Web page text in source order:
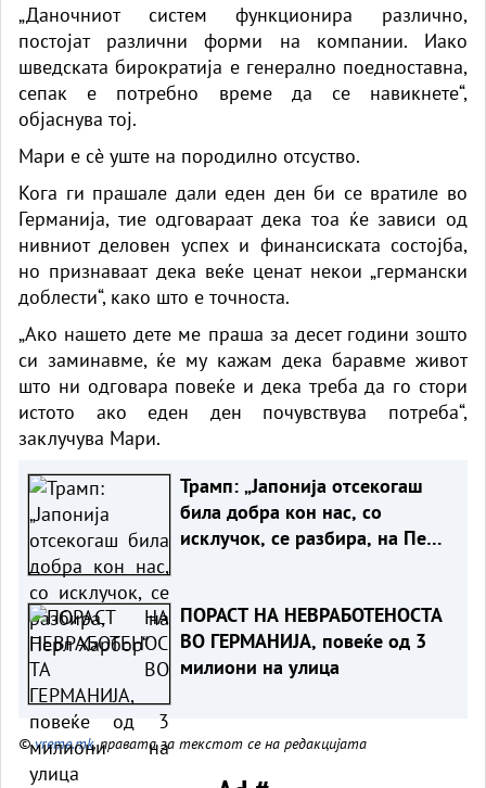
„Даночниот систем функционира различно,
постојат различни форми на компании. Иако
шведската бирократија е генерално поедноставна,
сепак е потребно време да се навикнете“,
објаснува тој.
Мари е сè уште на породилно отсуство.
Кога ги прашале дали еден ден би се вратиле во
Германија, тие одговараат дека тоа ќе зависи од
нивниот деловен успех и финансиската состојба,
но признаваат дека веќе ценат некои „германски
доблести“, како што е точноста.
„Ако нашето дете ме праша за десет години зошто
си заминавме, ќе му кажам дека баравме живот
што ни одговара повеќе и дека треба да го стори
истото ако еден ден почувствува потреба“,
заклучува Мари.
Трамп: „Јапонија отсекогаш
била добра кон нас, со
исклучок, се разбира, на Перл
ПОРАСТ НА НЕВРАБОТЕНОСТА
ВО ГЕРМАНИЈА, повеќе од 3
милиони на улица
©vreme.mk, правата за текстот се на редакцијата